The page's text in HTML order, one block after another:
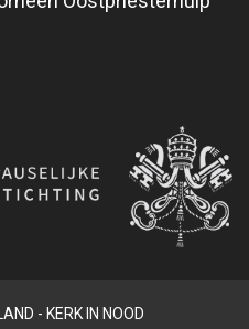
- KERK IN NOOD